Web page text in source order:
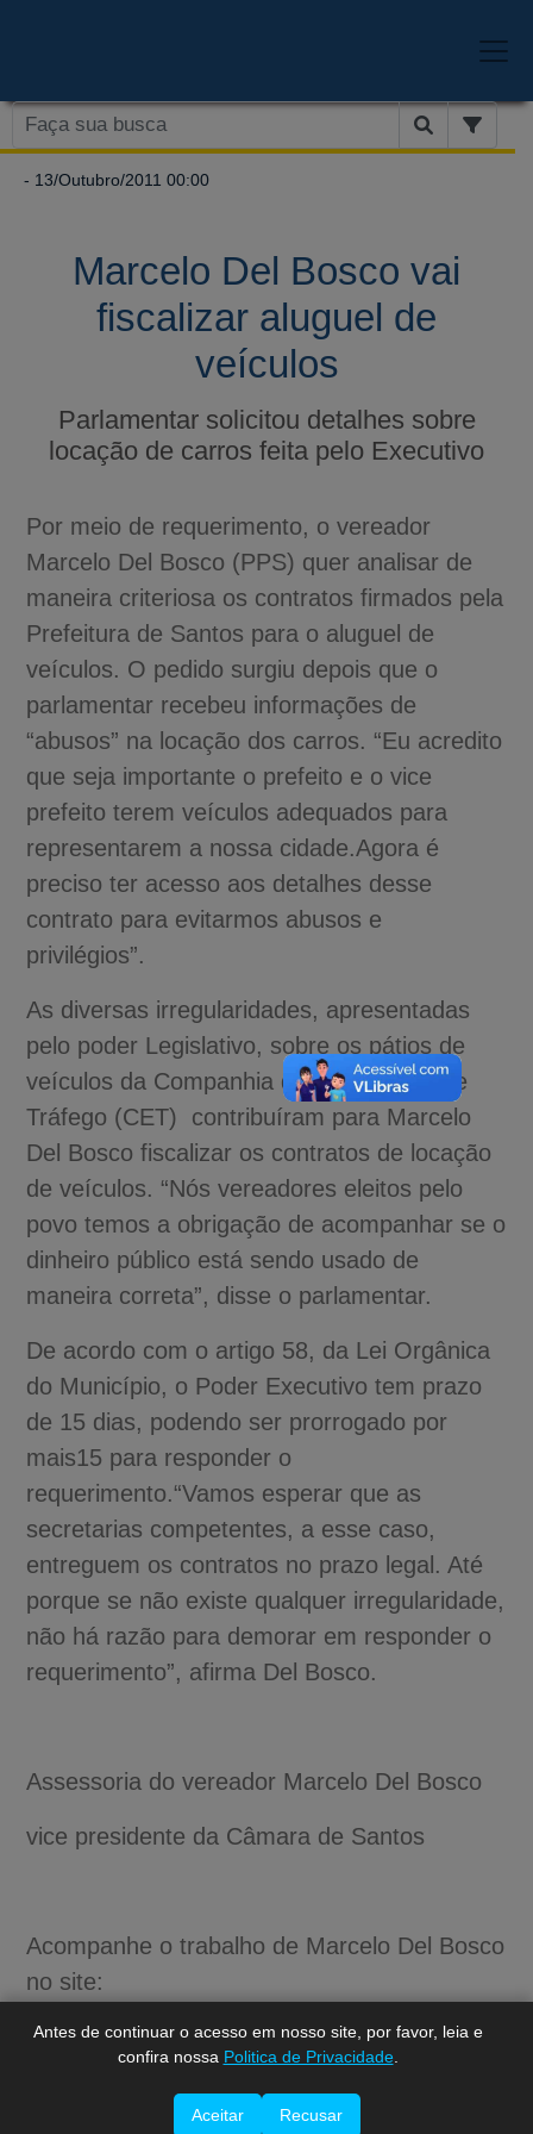
Antes de continuar o acesso em nosso site, por favor, leia e
confira nossa Politica de Privacidade.
Aceitar Recusar
- 13/Outubro/2011 00:00
Marcelo Del Bosco vai
fiscalizar aluguel de
veículos
Parlamentar solicitou detalhes sobre
locação de carros feita pelo Executivo
Por meio de requerimento, o vereador
Marcelo Del Bosco (PPS) quer analisar de
maneira criteriosa os contratos firmados pela
Prefeitura de Santos para o aluguel de
veículos. O pedido surgiu depois que o
parlamentar recebeu informações de
“abusos” na locação dos carros. “Eu acredito
que seja importante o prefeito e o vice
prefeito terem veículos adequados para
representarem a nossa cidade.Agora é
preciso ter acesso aos detalhes desse
contrato para evitarmos abusos e
privilégios”.
As diversas irregularidades, apresentadas
pelo poder Legislativo, sobre os pátios de
veículos da Companhia de Engenharia de
Tráfego (CET) contribuíram para Marcelo
Del Bosco fiscalizar os contratos de locação
de veículos. “Nós vereadores eleitos pelo
povo temos a obrigação de acompanhar se o
dinheiro público está sendo usado de
maneira correta”, disse o parlamentar.
De acordo com o artigo 58, da Lei Orgânica
do Município, o Poder Executivo tem prazo
de 15 dias, podendo ser prorrogado por
mais15 para responder o
requerimento.“Vamos esperar que as
secretarias competentes, a esse caso,
entreguem os contratos no prazo legal. Até
porque se não existe qualquer irregularidade,
não há razão para demorar em responder o
requerimento”, afirma Del Bosco.
Assessoria do vereador Marcelo Del Bosco
vice presidente da Câmara de Santos
Acompanhe o trabalho de Marcelo Del Bosco
no site: